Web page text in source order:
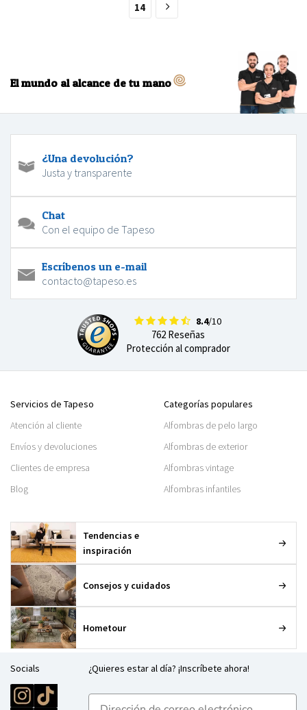
14
El mundo al alcance de tu mano
¿Una devolución?
Justa y transparente
Chat
Con el equipo de Tapeso
Escríbenos un e-mail
contacto@tapeso.es
8.4/10
762 Reseñas
Protección al comprador
Servicios de Tapeso
Atención al cliente
Envíos y devoluciones
Clientes de empresa
Blog
Categorías populares
Alfombras de pelo largo
Alfombras de exterior
Alfombras vintage
Alfombras infantiles
Tendencias e
inspiración
Consejos y cuidados
Hometour
Socials ¿Quieres estar al día? ¡Inscríbete ahora!
E-mailadres